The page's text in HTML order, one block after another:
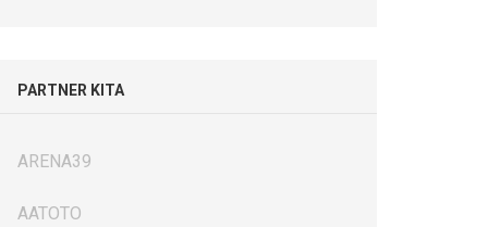
PARTNER KITA
ARENA39
AATOTO